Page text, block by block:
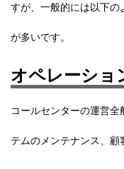
すが、一般的には以下の
が多いです。
オペレーショ
コールセンターの運営全
テムのメンテナンス、